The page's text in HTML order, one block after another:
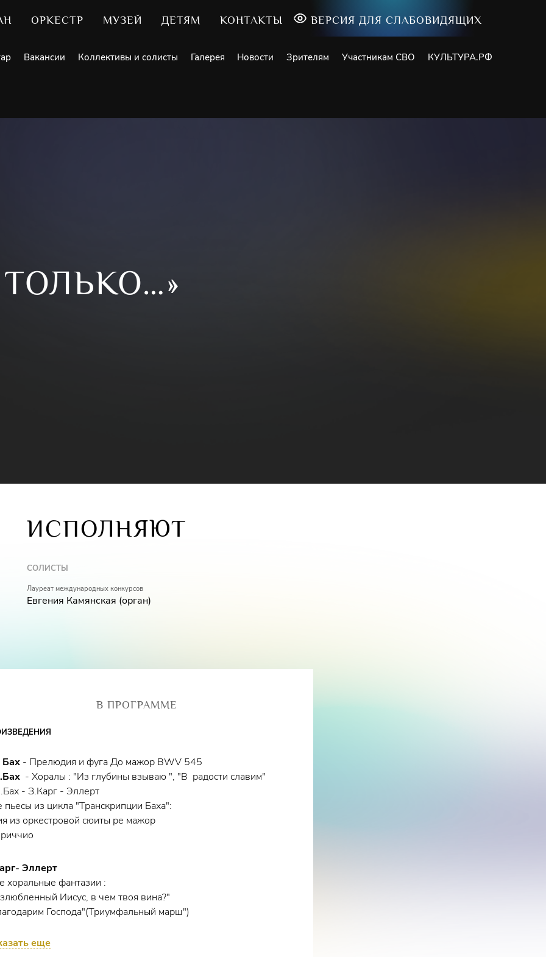
ОРКЕСТР МУЗЕЙ ДЕТЯМ КОНТАКТЫ ВЕРСИЯ ДЛЯ СЛАБОВИДЯЩИХ
Вакансии Коллективы и солисты Галерея Новости Зрителям Участникам СВО КУЛЬТУРА.РФ
ИСПОЛНЯЮТ
СОЛИСТЫ
Лауреат международных конкурсов
Евгения Камянская (орган)
В ПРОГРАММЕ
- Прелюдия и фуга До мажор BWV 545
- Хоралы : "Из глубины взываю ", "В радости славим"
- З.Карг - Эллерт
пьесы из цикла "Транскрипции Баха":
из оркестровой сюиты ре мажор
Эллерт
хоральные фантазии :
Иисус, в чем твоя вина?"
Господа"(Триумфальный марш")
еще